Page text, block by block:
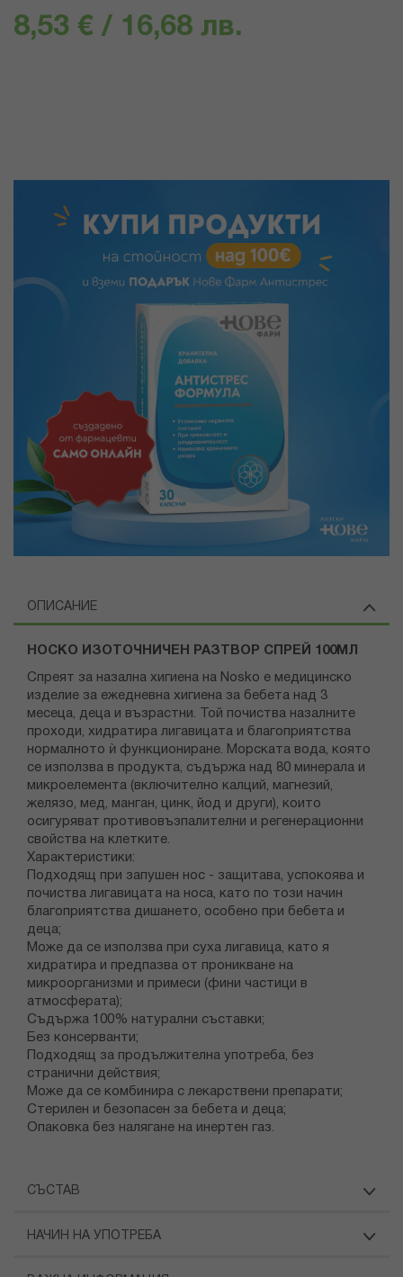
8,53 € / 16,68 лв.
ОПИСАНИЕ
НОСКО ИЗОТОЧНИЧЕН РАЗТВОР СПРЕЙ 100МЛ
Спреят за назална хигиена на Nosko е медицинско
изделие за ежедневна хигиена за бебета над 3
месеца, деца и възрастни. Той почиства назалните
проходи, хидратира лигавицата и благоприятства
нормалното ѝ функциониране. Морската вода, която
се използва в продукта, съдържа над 80 минерала и
микроелемента (включително калций, магнезий,
желязо, мед, манган, цинк, йод и други), които
осигуряват противовъзпалителни и регенерационни
свойства на клетките.
Характеристики:
Подходящ при запушен нос - защитава, успокоява и
почиства лигавицата на носа, като по този начин
благоприятства дишането, особено при бебета и
деца;
Може да се използва при суха лигавица, като я
хидратира и предпазва от проникване на
микроорганизми и примеси (фини частици в
атмосферата);
Съдържа 100% натурални съставки;
Без консерванти;
Подходящ за продължителна употреба, без
странични действия;
Може да се комбинира с лекарствени препарати;
Стерилен и безопасен за бебета и деца;
Опаковка без налягане на инертен газ.
СЪСТАВ
НАЧИН НА УПОТРЕБА